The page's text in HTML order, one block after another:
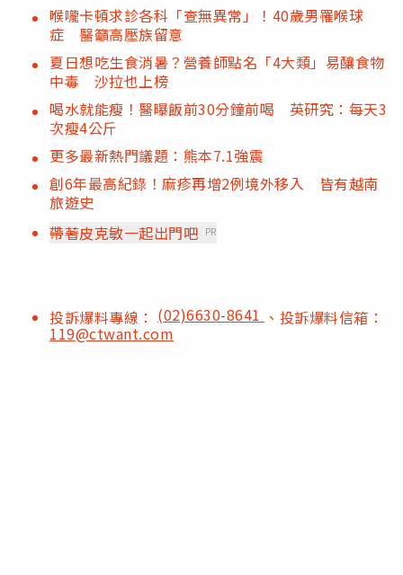
喉嚨卡頓求診各科「查無異常」！40歲男罹喉球
症 醫籲高壓族留意
夏日想吃生食消暑？營養師點名「4大類」易釀食物
中毒 沙拉也上榜
喝水就能瘦！醫曝飯前30分鐘前喝 英研究：每天3
次瘦4公斤
更多最新熱門議題：熊本7.1強震
創6年最高紀錄！麻疹再增2例境外移入 皆有越南
旅遊史
帶著皮克敏一起出門吧 PR
投訴爆料專線： (02)6630-8641 、投訴爆料信箱：
119@ctwant.com